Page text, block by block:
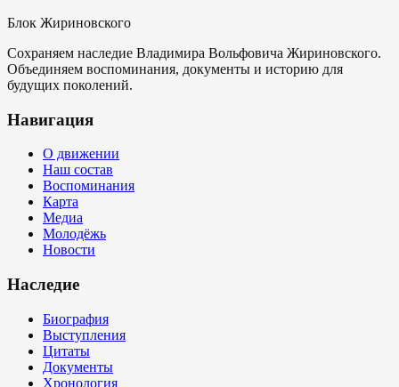
Блок Жириновского
Сохраняем наследие Владимира Вольфовича Жириновского.
Объединяем воспоминания, документы и историю для
будущих поколений.
Навигация
О движении
Наш состав
Воспоминания
Карта
Медиа
Молодёжь
Новости
Наследие
Биография
Выступления
Цитаты
Документы
Хронология